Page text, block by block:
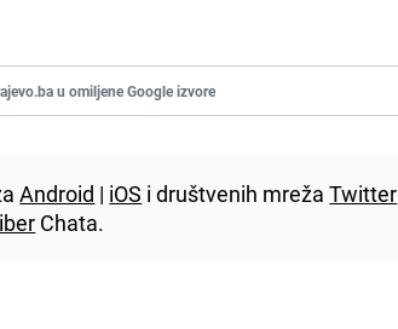
u omiljene Google izvore
Android | iOS i društvenih mrežaTwitter
Chata.